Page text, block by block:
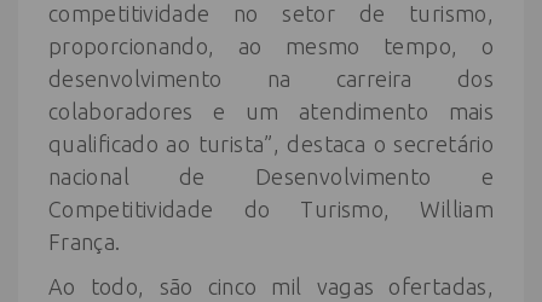
competitividade no setor de turismo,
proporcionando, ao mesmo tempo, o
desenvolvimento na carreira dos
colaboradores e um atendimento mais
qualificado ao turista”, destaca o secretário
nacional de Desenvolvimento e
Competitividade do Turismo, William
França.
Ao todo, são cinco mil vagas ofertadas,